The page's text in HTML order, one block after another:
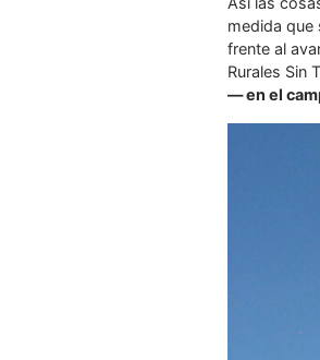
medida que
frente al
Rurales Sin
— en el